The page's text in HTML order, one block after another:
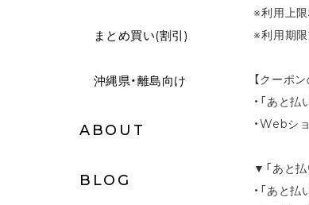
まとめ買い(割引)
沖縄県・離島向け
ABOUT
BLOG
※利用上
※利用期
【クーポ
・「あと
・Webシ
▼「あと払
・「あと